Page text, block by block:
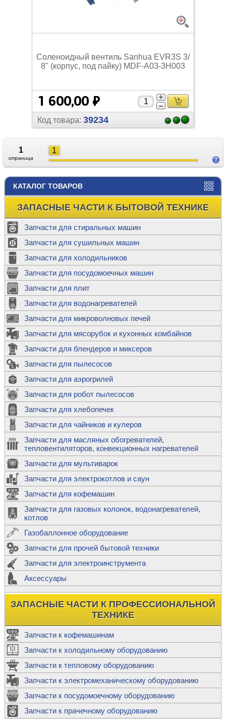
КАТАЛОГ ТОВАРОВ
ЗАПАСНЫЕ ЧАСТИ К БЫТОВОЙ ТЕХНИКЕ
Запчасти для стиральных машин
Запчасти для сушильных машин
Запчасти для холодильников
Запчасти для посудомоечных машин
Запчасти для плит
Запчасти для водонагревателей
Запчасти для микроволновых печей
Запчасти для мясорубок и кухонных комбайнов
Запчасти для блендеров и миксеров
Запчасти для пылесосов
Запчасти для аэрогрилей
Запчасти для робот пылесосов
Запчасти для хлебопечек
Запчасти для чайников и кулеров
Запчасти для масляных обогревателей,
тепловентиляторов, конвекционных нагревателей
Запчасти для мультиварок
Запчасти для электрокотлов и саун
Запчасти для кофемашин
Запчасти для газовых колонок, водонагревателей,
котлов
Газобаллонное оборудование
Запчасти для прочей бытовой техники
Запчасти для электроинструмента
Аксессуары
ЗАПАСНЫЕ ЧАСТИ К ПРОФЕССИОНАЛЬНОЙ
ТЕХНИКЕ
Запчасти к кофемашинам
Запчасти к холодильному оборудованию
Запчасти к тепловому оборудованию
Запчасти к электромеханическому оборудованию
Запчасти к посудомоечному оборудованию
Запчасти к прачечному оборудованию
Соленоидный вентиль Sanhua EVR3S 3/
8" (корпус, под пайку) MDF-A03-3H003
1 600,00 ₽
Код товара: 39234
1
страница
1